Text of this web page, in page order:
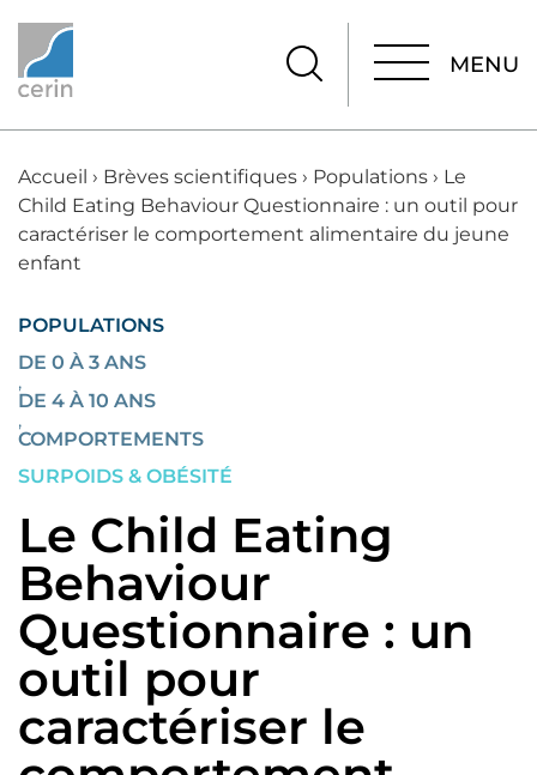
MENU
Accueil › Brèves scientifiques › Populations › Le
Child Eating Behaviour Questionnaire : un outil pour
caractériser le comportement alimentaire du jeune
enfant
POPULATIONS
DE 0 À 3 ANS
,
DE 4 À 10 ANS
,
COMPORTEMENTS
SURPOIDS & OBÉSITÉ
Le Child Eating
Behaviour
Questionnaire : un
outil pour
caractériser le